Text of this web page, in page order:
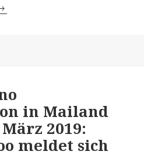
Marathon (China) am 24.
in Mailand
2019:
meldet sich